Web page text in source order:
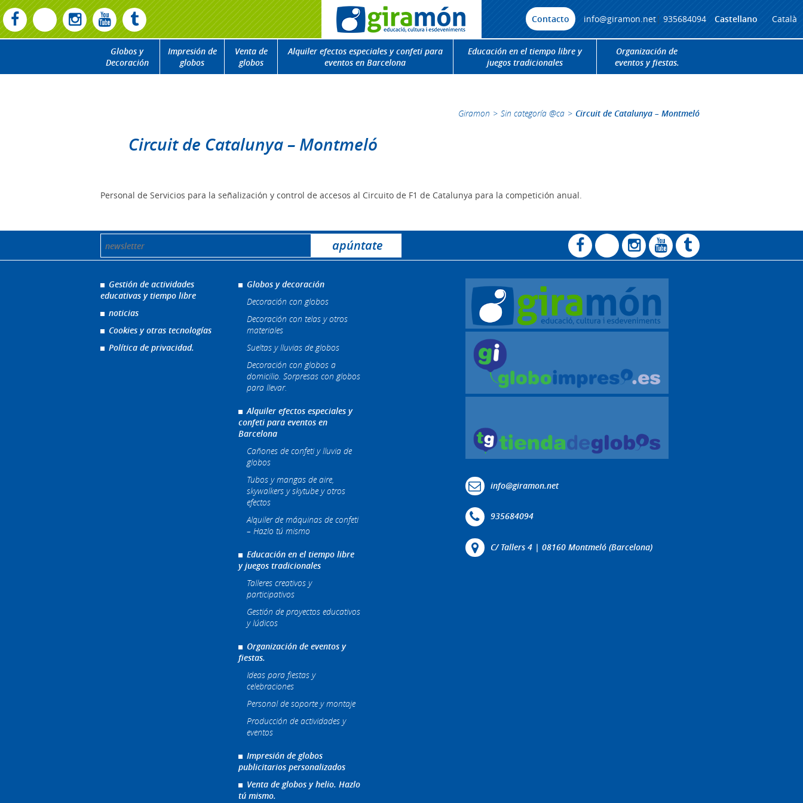
Contacto info@giramon.net| 935684094 Castellano Català
Globos y
Decoración
Impresión de
globos
Venta de
globos
Alquiler efectos especiales y confeti para
eventos en Barcelona
Educación en el tiempo libre y
juegos tradicionales
Organización de
eventos y fiestas.
Giramon > Sin categoría @ca > Circuit de Catalunya – Montmeló
Circuit de Catalunya – Montmeló
Personal de Servicios para la señalización y control de accesos al Circuito de F1 de Catalunya para la competición anual.
Gestión de actividades
educativas y tiempo libre
noticias
Cookies y otras tecnologías
Política de privacidad.
Globos y decoración
Decoración con globos
Decoración con telas y otros
materiales
Sueltas y lluvias de globos
Decoración con globos a
domicilio. Sorpresas con globos
para llevar.
Alquiler efectos especiales y
confeti para eventos en
Barcelona
Cañones de confeti y lluvia de
globos
Tubos y mangas de aire,
skywalkers y skytube y otros
efectos
Alquiler de máquinas de confeti
– Hazlo tú mismo
Educación en el tiempo libre
y juegos tradicionales
Talleres creativos y
participativos
Gestión de proyectos educativos
y lúdicos
Organización de eventos y
fiestas.
Ideas para fiestas y
celebraciones
Personal de soporte y montaje
Producción de actividades y
eventos
Impresión de globos
publicitarios personalizados
Venta de globos y helio. Hazlo
tú mismo.
info@giramon.net
935684094
C/ Tallers 4 | 08160 Montmeló (Barcelona)